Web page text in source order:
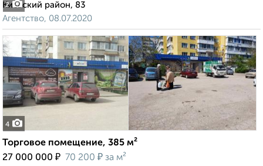
2
Киевский район, 83
Агентство, 08.07.2020
4
Торговое помещение, 385 м²
27 000 000 ₽ 70 200 ₽ за м²